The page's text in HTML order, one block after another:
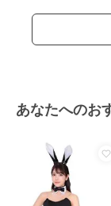
あなたへのお